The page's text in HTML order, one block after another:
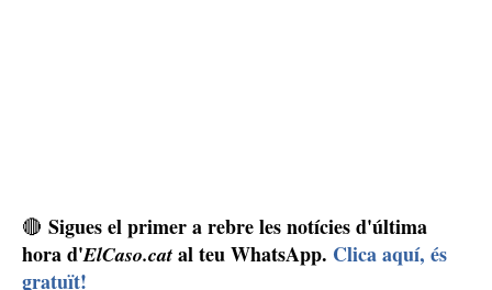
🔴 Sigues el primer a rebre les notícies d'última
hora d'ElCaso.cat al teu WhatsApp. Clica aquí, és
gratuït!